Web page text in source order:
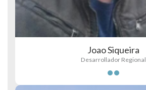
Joao Siqueira
Desarrollador Regional